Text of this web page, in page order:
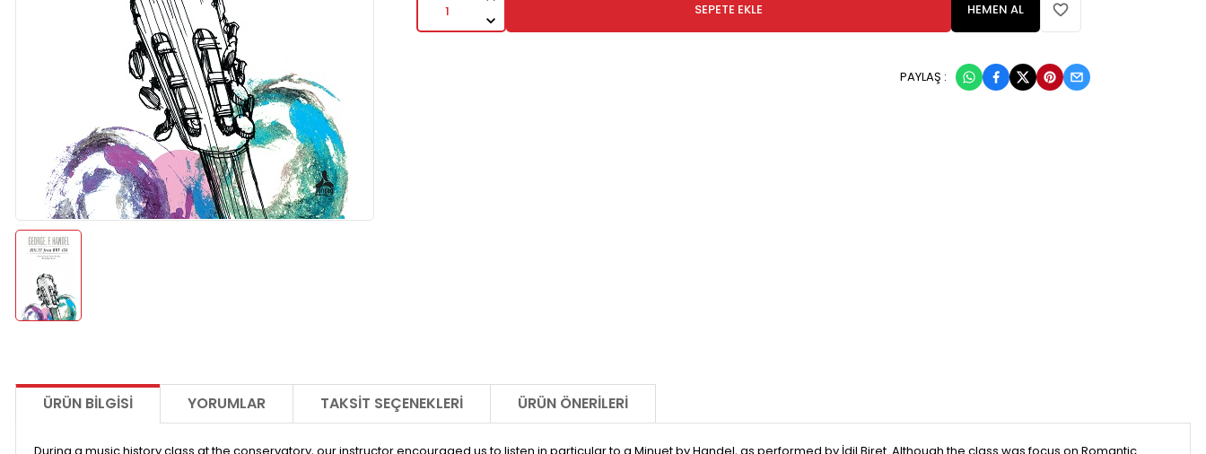
SEPETE EKLE HEMEN AL
PAYLAŞ :
ÜRÜN BILGISI YORUMLAR TAKSIT SEÇENEKLERI ÜRÜN ÖNERILERI